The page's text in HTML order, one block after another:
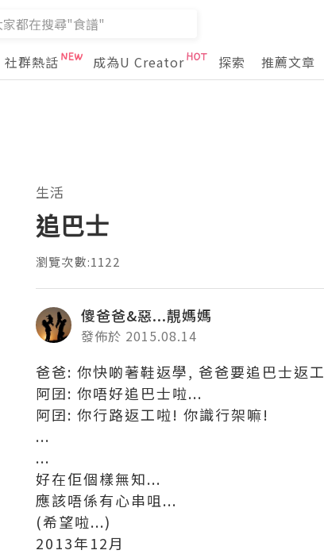
社群熱話 成為U Creator 探索 推薦文章
生活
追巴士
瀏覽次數:1122
傻爸爸&惡...靚媽媽
發佈於 2015.08.14
爸爸: 你快啲著鞋返學, 爸爸要追巴士返
阿囝: 你唔好追巴士啦...
阿囝: 你行路返工啦! 你識行架嘛!
...
...
好在佢個樣無知...
應該唔係有心串咀...
(希望啦...)
2013年12月